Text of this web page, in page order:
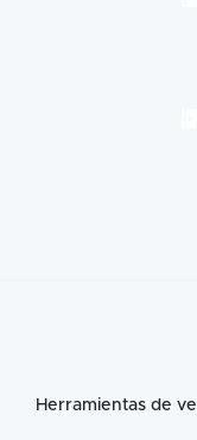
Herramientas de